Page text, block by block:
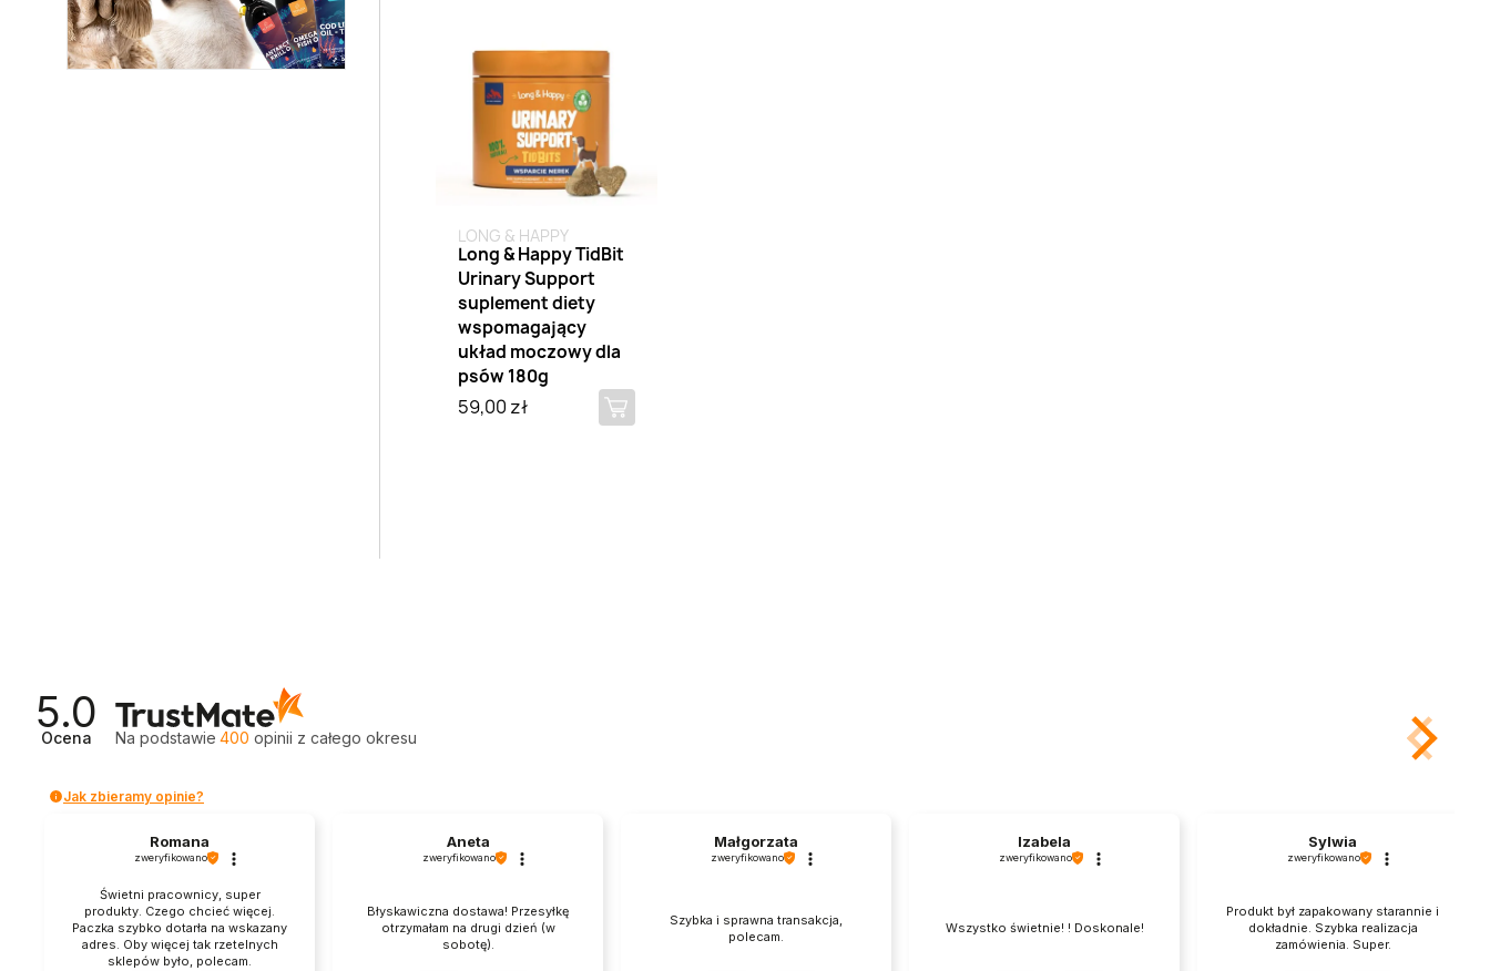
LONG & HAPPY
Long & Happy TidBit
Urinary Support
suplement diety
wspomagający
układ moczowy dla
psów 180g
59,00 zł
5.0
Ocena Na podstawie 400 opinii z całego okresu
Jak zbieramy opinie?
Romana
zweryfikowano
Świetni pracownicy, super
produkty. Czego chcieć więcej.
Paczka szybko dotarła na wskazany
adres. Oby więcej tak rzetelnych
sklepów było, polecam.
Aneta
zweryfikowano
Błyskawiczna dostawa! Przesyłkę
otrzymałam na drugi dzień (w
sobotę).
Małgorzata
zweryfikowano
Szybka i sprawna transakcja,
polecam.
Izabela
zweryfikowano
Wszystko świetnie! ! Doskonale!
Sylwia
zweryfikowano
Produkt był zapakowany starannie i
dokładnie. Szybka realizacja
zamówienia. Super.